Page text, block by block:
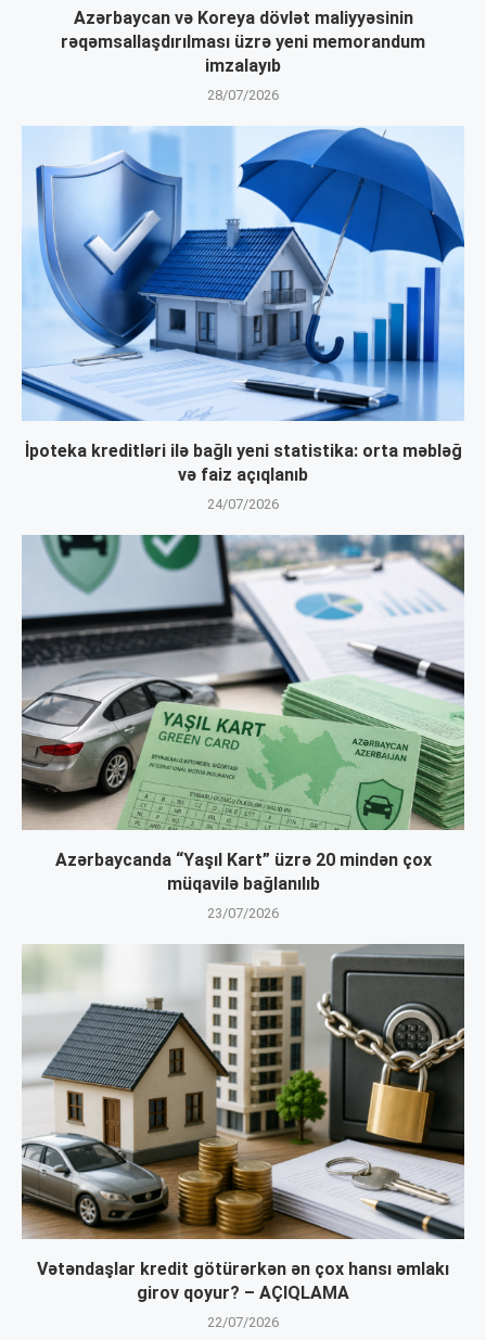
Azərbaycan və Koreya dövlət maliyyəsinin
rəqəmsallaşdırılması üzrə yeni memorandum
imzalayıb
28/07/2026
İpoteka kreditləri ilə bağlı yeni statistika: orta məbləğ
və faiz açıqlanıb
24/07/2026
Azərbaycanda “Yaşıl Kart” üzrə 20 mindən çox
müqavilə bağlanılıb
23/07/2026
Vətəndaşlar kredit götürərkən ən çox hansı əmlakı
girov qoyur? – AÇIQLAMA
22/07/2026